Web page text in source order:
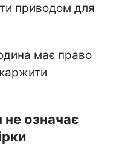
приводом для
має право
не означає